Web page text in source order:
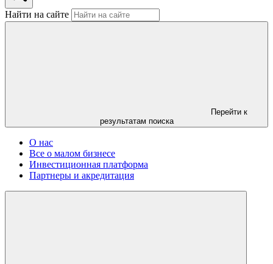
Найти на сайте
Перейти к
результатам поиска
О нас
Все о малом бизнесе
Инвестиционная платформа
Партнеры и акредитация